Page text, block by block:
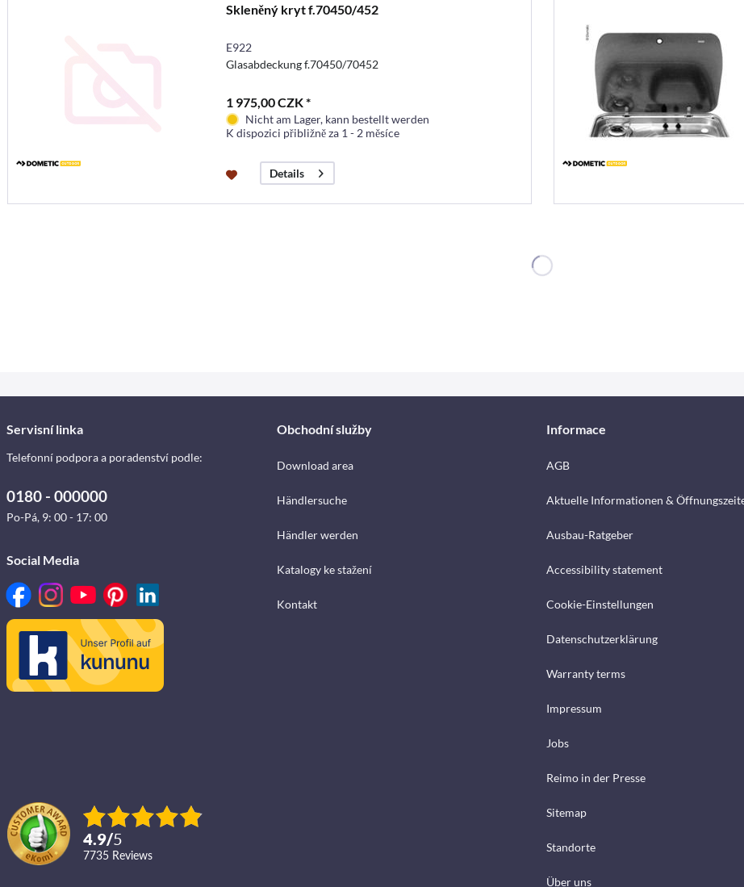
Skleněný kryt f.70450/452
E922
Glasabdeckung f.70450/70452
1 975,00 CZK *
Nicht am Lager, kann bestellt werden
K dispozici přibližně za 1 - 2 měsíce
Details
Servisní linka
Telefonní podpora a poradenství podle:
0180 - 000000
Po-Pá, 9: 00 - 17: 00
Social Media
4.9/5
7735 reviews
Obchodní služby
Download area
Händlersuche
Händler werden
Katalogy ke stažení
Kontakt
Informace
AGB
Aktuelle Informationen &
Ausbau-Ratgeber
Accessibility statement
Cookie-Einstellungen
Datenschutzerklärung
Warranty terms
Impressum
Jobs
Reimo in der Presse
Sitemap
Standorte
Über uns